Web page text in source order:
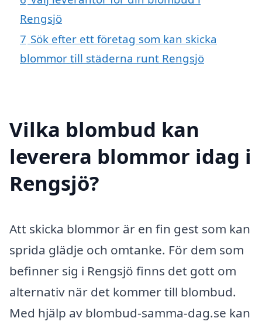
Rengsjö
7 Sök efter ett företag som kan skicka
blommor till städerna runt Rengsjö
Vilka blombud kan
leverera blommor idag i
Rengsjö?
Att skicka blommor är en fin gest som kan
sprida glädje och omtanke. För dem som
befinner sig i Rengsjö finns det gott om
alternativ när det kommer till blombud.
Med hjälp av blombud-samma-dag.se kan